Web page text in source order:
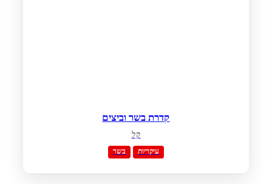
קדרת בשר וביצים
קל
בשר עיקריות